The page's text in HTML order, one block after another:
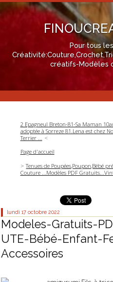
Pour tous
créatifs-Modèles
2 Epagneul Breton-81-Sa Maman
adoptée à Sorreze 81.Lena est chez
Terrier ...
Page d'accueil
Tenues de Poupées,Poupon,Bébé
Couture ...Modèles PDF
lundi 17 octobre 2022
Modeles-Gratuits-
UTE-Bébé-Enfant-
Accessoires